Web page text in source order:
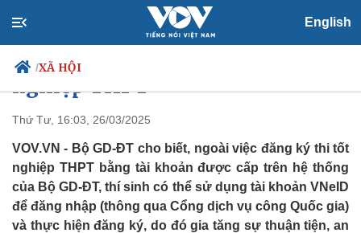
English
/XÃ HỘI
Chính trị
Đảng
Tổ chức nhân sự
Quốc hội
Nhận diện sự thật
Xã hội
Tin 24h
Dự báo thời tiết
Giáo dục
Dấu ấn VOV
Thí sinh có thể sử dụng tài
khoản VNeID để đăng ký thi tốt
nghiệp THPT
Thứ Tư, 16:03, 26/03/2025
VOV.VN - Bộ GD-ĐT cho biết, ngoài việc đăng ký thi tốt
nghiệp THPT bằng tài khoản được cấp trên hệ thống
của Bộ GD-ĐT, thí sinh có thể sử dụng tài khoản VNeID
để đăng nhập (thông qua Cổng dịch vụ công Quốc gia)
và thực hiện đăng ký, do đó gia tăng sự thuận tiện, an